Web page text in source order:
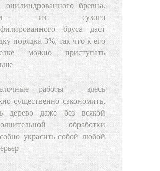
оцилиндрованного бревна.
из сухого
бруса даст
порядка 3%, так что к его
можно приступать
работы – здесь
существенно сэкономить,
дерево даже без всякой
обработки
украсить собой любой